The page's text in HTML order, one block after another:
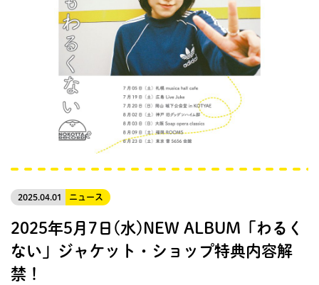
2025.04.01 ニュース
2025年5月7日(水)NEW ALBUM「わるく
ない」ジャケット・ショップ特典内容解
禁！